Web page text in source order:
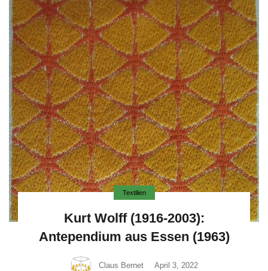
Textilien
Kurt Wolff (1916-2003):
Antependium aus Essen (1963)
Claus Bernet April 3, 2022